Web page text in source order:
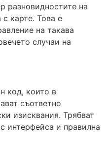
разновидностите на
карте. Това е
на такава
случаи на
код, които в
съответно
изисквания. Трябват
интерфейса и правилна